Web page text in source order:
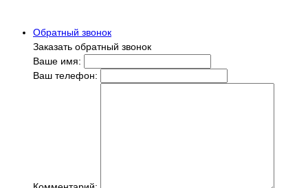
Обратный звонок
Заказать обратный звонок
Ваше имя:
Ваш телефон: